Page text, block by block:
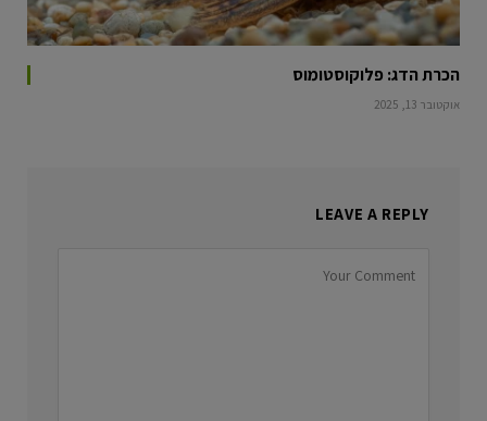
הכרת הדג: פלוקוסטומוס
אוקטובר 13, 2025
LEAVE A REPLY